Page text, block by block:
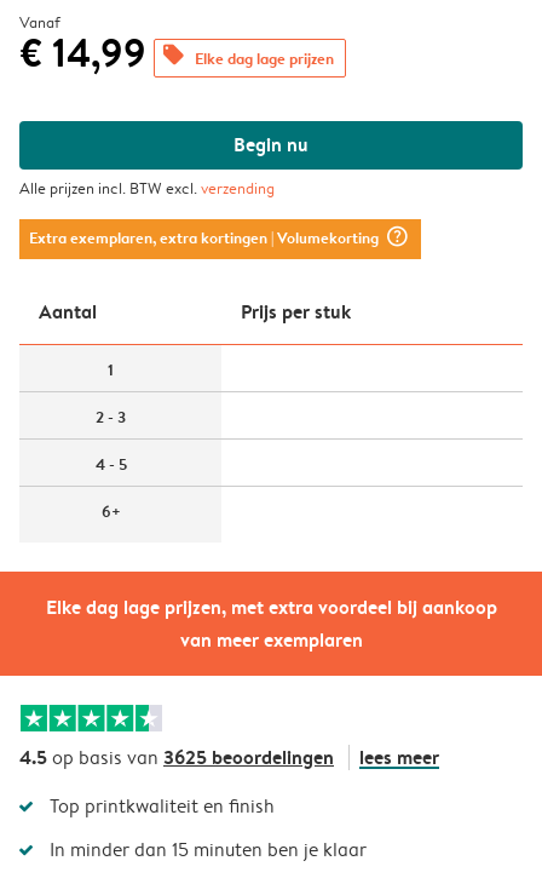
Elke dag lage prijzen, met extra voordeel bij aankoop
van meer exemplaren
Vanaf
€ 14,99 offers Elke dag lage prijzen
Begin nu
Alle prijzen incl. BTW excl.verzending
Extra exemplaren, extra kortingen| Volumekorting question_mark_circle
Aantal Prijs per stuk
1
2 - 3
4 - 5
6+
4.5op basis van 3625 beoordelingen lees meer
Top printkwaliteit en finish
In minder dan 15 minuten ben je klaar